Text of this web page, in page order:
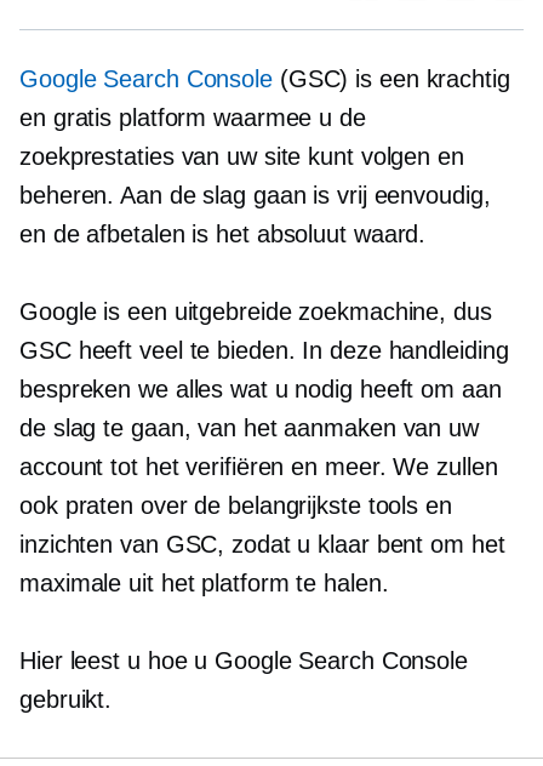
Google Search Console(GSC) is een krachtig
en gratis platform waarmee u de
zoekprestaties van uw site kunt volgen en
beheren. Aan de slag gaan is vrij eenvoudig,
en deafbetalen is het absoluut waard.
Google is een uitgebreide zoekmachine, dus
GSC heeft veel te bieden. In deze handleiding
bespreken we alles wat u nodig heeft om aan
de slag te gaan, van het aanmaken van uw
account tot het verifiëren en meer. We zullen
ook praten over de belangrijkste tools en
inzichten van GSC, zodat u klaar bent om het
maximale uit het platform te halen.
Hier leest u hoe u Google Search Console
gebruikt.